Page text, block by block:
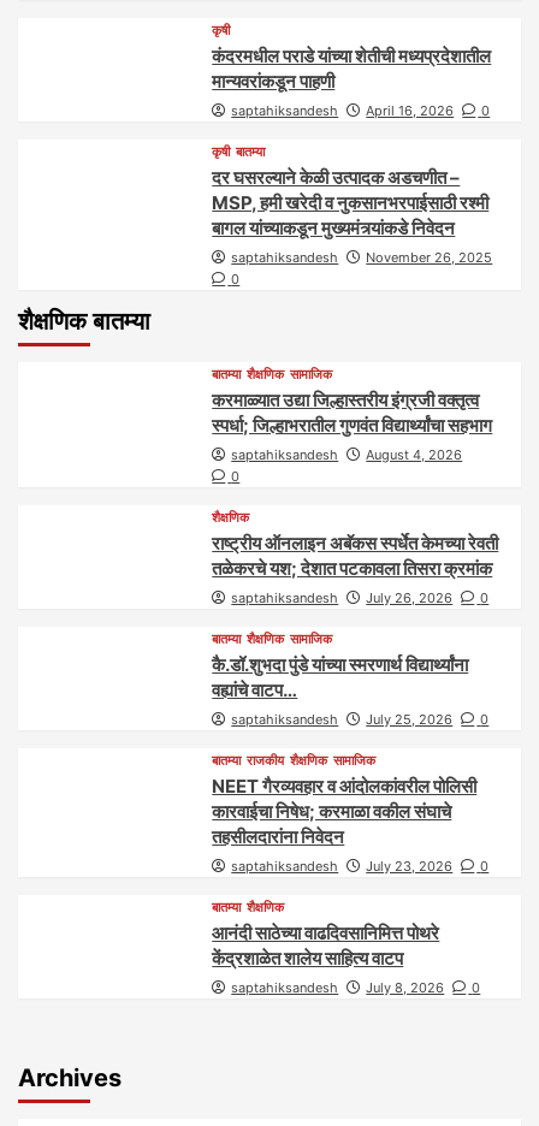
कृषी
कंदरमधील पराडे यांच्या शेतीची मध्यप्रदेशातील
मान्यवरांकडून पाहणी
saptahiksandesh April 16, 2026 0
कृषी बातम्या
दर घसरल्याने केळी उत्पादक अडचणीत –
MSP, हमी खरेदी व नुकसानभरपाईसाठी रश्मी
बागल यांच्याकडून मुख्यमंत्र्यांकडे निवेदन
saptahiksandesh
November 26, 2025
0
शैक्षणिक बातम्या
बातम्या शैक्षणिक सामाजिक
करमाळ्यात उद्या जिल्हास्तरीय इंग्रजी वक्तृत्व
स्पर्धा; जिल्हाभरातील गुणवंत विद्यार्थ्यांचा सहभाग
saptahiksandesh
August 4, 2026
0
शैक्षणिक
राष्ट्रीय ऑनलाइन अबॅकस स्पर्धेत केमच्या रेवती
तळेकरचे यश; देशात पटकावला तिसरा क्रमांक
saptahiksandesh July 26, 2026 0
बातम्या शैक्षणिक सामाजिक
कै.डॉ.शुभदा पुंडे यांच्या स्मरणार्थ विद्यार्थ्यांना
वह्यांचे वाटप…
saptahiksandesh July 25, 2026 0
बातम्या राजकीय शैक्षणिक सामाजिक
NEET गैरव्यवहार व आंदोलकांवरील पोलिसी
कारवाईचा निषेध; करमाळा वकील संघाचे
तहसीलदारांना निवेदन
saptahiksandesh July 23, 2026 0
बातम्या शैक्षणिक
आनंदी साठेच्या वाढदिवसानिमित्त पोथरे
केंद्रशाळेत शालेय साहित्य वाटप
saptahiksandesh July 8, 2026 0
Archives